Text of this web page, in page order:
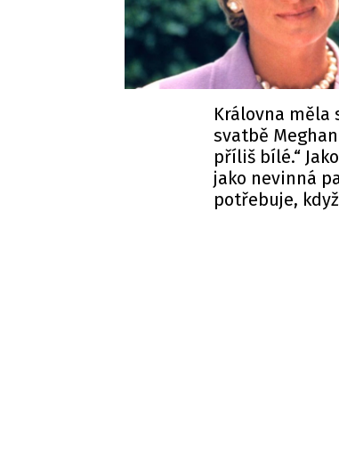
Královna měla
svatbě
příliš bílé.“
jako nevinná
potřebuje,